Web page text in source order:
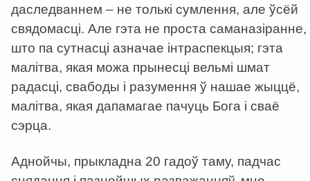
даследваннем – не толькі сумлення, але ўсёй
свядомасці. Але гэта не проста саманазіранне,
што па сутнасці азначае інтраспекцыя; гэта
малітва, якая можа прынесці вельмі шмат
радасці, свабоды і разумення ў нашае жыццё,
малітва, якая дапамагае пачуць Бога і сваё
сэрца.
Аднойчы, прыкладна 20 гадоў таму, падчас